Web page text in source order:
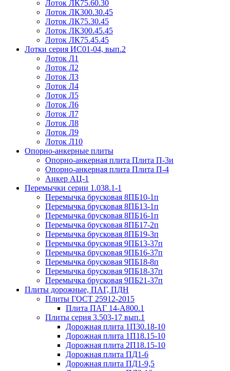
Лоток ЛК75.60.30
Лоток ЛК300.30.45
Лоток ЛК75.30.45
Лоток ЛК300.45.45
Лоток ЛК75.45.45
Лотки серия ИС01-04, вып.2
Лоток Л1
Лоток Л2
Лоток Л3
Лоток Л4
Лоток Л5
Лоток Л6
Лоток Л7
Лоток Л8
Лоток Л9
Лоток Л10
Опорно-анкерные плиты
Опорно-анкерная плита Плита П-3и
Опорно-анкерная плита Плита П-4
Анкер АЦ-1
Перемычки серии 1.038.1-1
Перемычка брусковая 8ПБ10-1п
Перемычка брусковая 8ПБ13-1п
Перемычка брусковая 8ПБ16-1п
Перемычка брусковая 8ПБ17-2п
Перемычка брусковая 8ПБ19-3п
Перемычка брусковая 9ПБ13-37п
Перемычка брусковая 9ПБ16-37п
Перемычка брусковая 9ПБ18-8п
Перемычка брусковая 9ПБ18-37п
Перемычка брусковая 9ПБ21-37п
Плиты дорожные, ПАГ, ПДН
Плиты ГОСТ 25912-2015
Плита ПАГ 14-А800.1
Плиты серия 3.503-17 вып.1
Дорожная плита 1П30.18-10
Дорожная плита 1П18.15-10
Дорожная плита 2П18.15-10
Дорожная плита ПД1-6
Дорожная плита ПД1-9,5